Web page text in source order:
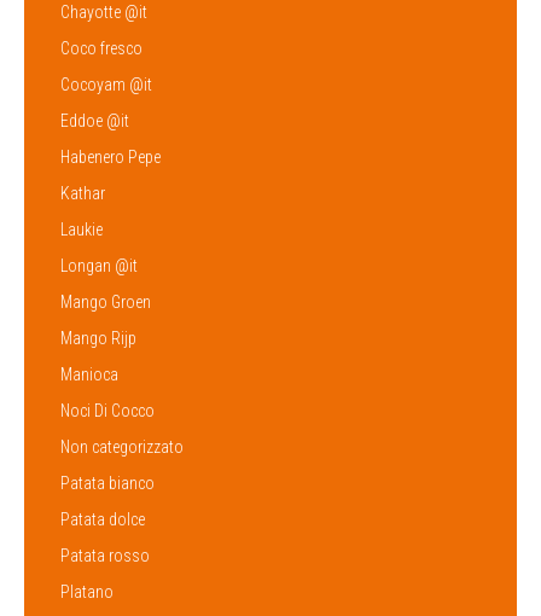
Chayotte @it
Coco fresco
Cocoyam @it
Eddoe @it
Habenero Pepe
Kathar
Laukie
Longan @it
Mango Groen
Mango Rijp
Manioca
Noci Di Cocco
Non categorizzato
Patata bianco
Patata dolce
Patata rosso
Platano